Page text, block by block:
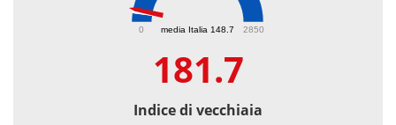
media Italia 148.7
0 2850
181.7
Indice di vecchiaia